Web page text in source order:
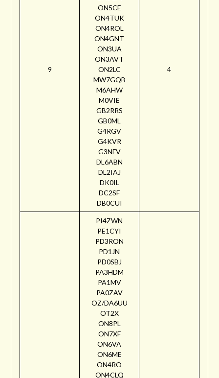
9
ON5CE
ON4TUK
ON4ROL
ON4GNT
ON3UA
ON3AVT
ON2LC
MW7GQB
M6AHW
M0VIE
GB2RRS
GB0ML
G4RGV
G4KVR
G3NFV
DL6ABN
DL2IAJ
DK0IL
DC2SF
DB0CUI
4
PI4ZWN
PE1CYI
PD3RON
PD1JN
PD0SBJ
PA3HDM
PA1MV
PA0ZAV
OZ/DA6UU
OT2X
ON8PL
ON7XF
ON6VA
ON6ME
ON4RO
ON4CLQ